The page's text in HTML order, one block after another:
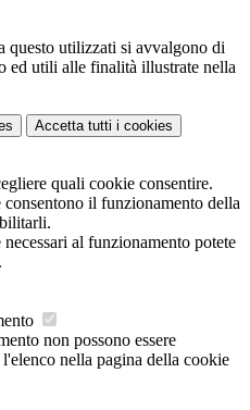
questo utilizzati si avvalgono di
ed utili alle finalità illustrate nella
Accetta tutti i cookies
quali cookie consentire.
il funzionamento della
al funzionamento potete
.
non possono essere
nella pagina della cookie